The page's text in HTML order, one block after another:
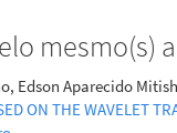
mesmo(s)
Edson Aparecido
ON THE WAVELET